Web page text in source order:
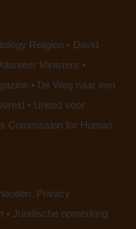
Religion
David
Ministers
De Weg naar een
United voor
Commission for Human
Privacy
• Juridische opmerking